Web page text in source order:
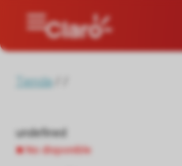
Tienda/
undefined
No disponible